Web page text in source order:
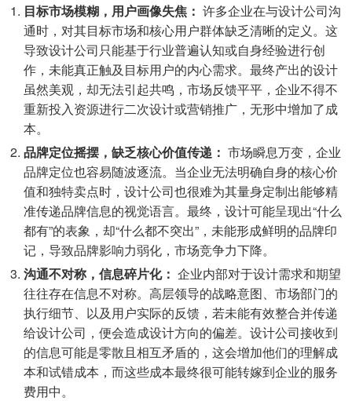
目标市场模糊，用户画像失焦： 许多企业在与设计公司沟
通时，对其目标市场和核心用户群体缺乏清晰的定义。这
导致设计公司只能基于行业普遍认知或自身经验进行创
作，未能真正触及目标用户的内心需求。最终产出的设计
虽然美观，却无法引起共鸣，市场反馈平平，企业不得不
重新投入资源进行二次设计或营销推广，无形中增加了成
本。
品牌定位摇摆，缺乏核心价值传递： 市场瞬息万变，企业
品牌定位也容易随波逐流。当企业无法明确自身的核心价
值和独特卖点时，设计公司也很难为其量身定制出能够精
准传递品牌信息的视觉语言。最终，设计可能呈现出“什么
都有”的表象，却“什么都不突出”，未能形成鲜明的品牌印
记，导致品牌影响力弱化，市场竞争力下降。
沟通不对称，信息碎片化： 企业内部对于设计需求和期望
往往存在信息不对称。高层领导的战略意图、市场部门的
执行细节、以及用户实际的反馈，若未能有效整合并传递
给设计公司，便会造成设计方向的偏差。设计公司接收到
的信息可能是零散且相互矛盾的，这会增加他们的理解成
本和试错成本，而这些成本最终很可能转嫁到企业的服务
费用中。